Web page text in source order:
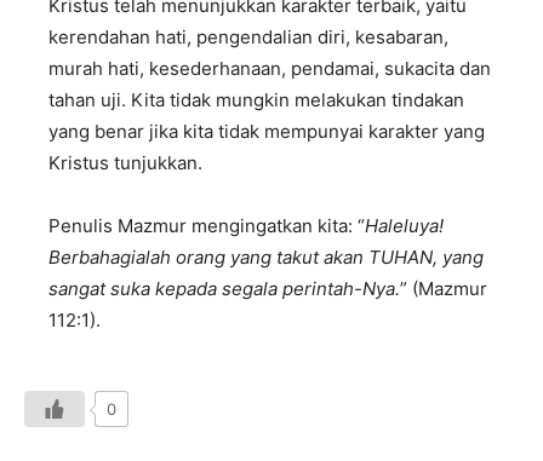
Kristus telah menunjukkan karakter terbaik, yaitu
kerendahan hati, pengendalian diri, kesabaran,
murah hati, kesederhanaan, pendamai, sukacita dan
tahan uji. Kita tidak mungkin melakukan tindakan
yang benar jika kita tidak mempunyai karakter yang
Kristus tunjukkan.
Penulis Mazmur mengingatkan kita: “Haleluya!
Berbahagialah orang yang takut akan TUHAN, yang
sangat suka kepada segala perintah-Nya.” (Mazmur
112:1).
0